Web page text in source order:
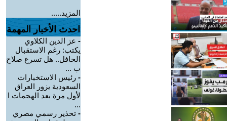
المزيد.....
احدث الأخبار المهمة
- عز الدين الكلاوي
يكتب: رغم الاستقبال
الحافل.. هل تسرع صلاح
ب ...
- رئيس الاستخبارات
السعودية يزور العراق
لأول مرة بعد الهجمات ا
...
- تحذير رسمي مصري